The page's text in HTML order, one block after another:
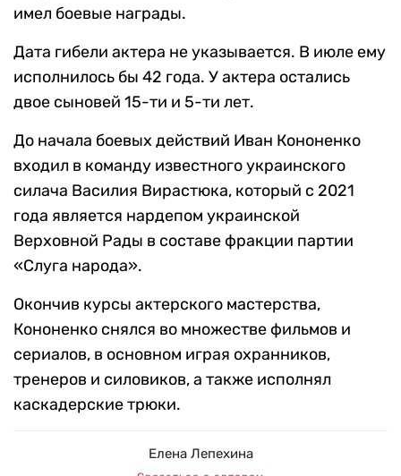
имел боевые награды.
Дата гибели актера не указывается. В июле ему
исполнилось бы 42 года. У актера остались
двое сыновей 15-ти и 5-ти лет.
До начала боевых действий Иван Кононенко
входил в команду известного украинского
силача Василия Вирастюка, который с 2021
года является нардепом украинской
Верховной Рады в составе фракции партии
«Слуга народа».
Окончив курсы актерского мастерства,
Кононенко снялся во множестве фильмов и
сериалов, в основном играя охранников,
тренеров и силовиков, а также исполнял
каскадерские трюки.
Елена Лепехина